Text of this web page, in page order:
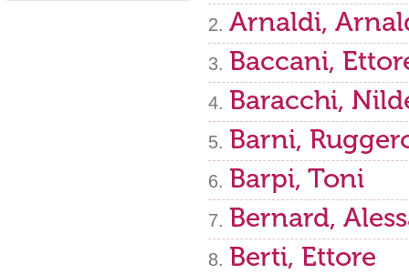
Arnaldi,
Baccani,
Baracchi,
Barni,
Barpi, Toni
Bernard,
Berti, Ettore